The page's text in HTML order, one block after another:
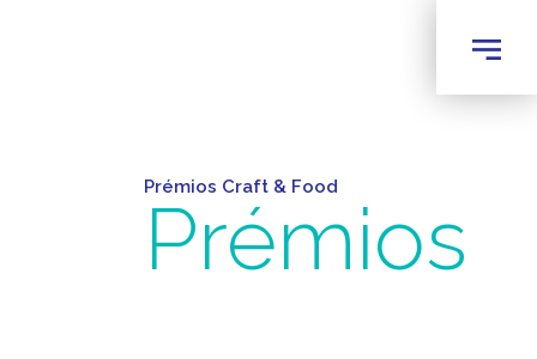
Prémios Craft & Food
Prémios